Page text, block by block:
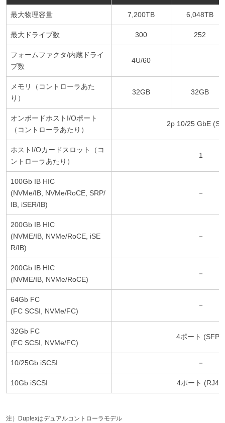
最大物理容量 7,200TB 6,048TB
最大ドライブ数 300 252
フォームファクタ/内蔵ドライ
ブ数
4U/60
メモリ（コントローラあた
り）
32GB 32GB
オンボードホストI/Oポート
（コントローラあたり）
2p 10/25 GbE
ホストI/Oカードスロット（コ
ントローラあたり）
1
100Gb IB HIC
(NVMe/IB, NVMe/RoCE, SRP/
IB, iSER/IB)
－
200Gb IB HIC
(NVME/IB, NVMe/RoCE, iSE
R/IB)
－
200Gb IB HIC
(NVME/IB, NVMe/RoCE)
－
64Gb FC
(FC SCSI, NVMe/FC)
－
32Gb FC
(FC SCSI, NVMe/FC)
4ポート
10/25Gb iSCSI －
10Gb iSCSI 4ポート (RJ45)
注）Duplexはデュアルコントローラモデル